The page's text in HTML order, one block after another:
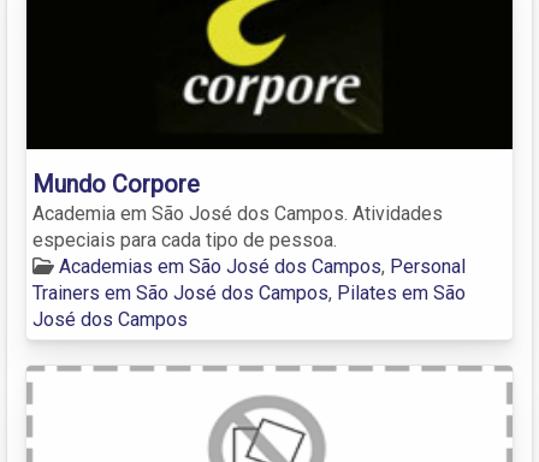
Mundo Corpore
Academia em São José dos Campos. Atividades
especiais para cada tipo de pessoa.
Academias em São José dos Campos, Personal
Trainers em São José dos Campos, Pilates em São
José dos Campos